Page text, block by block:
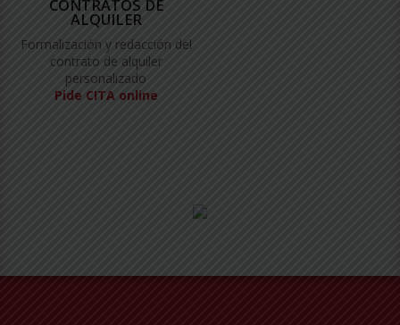
CONTRATOS DE
ALQUILER
Formalización y redacción del
contrato de alquiler
personalizado
Pide CITA online